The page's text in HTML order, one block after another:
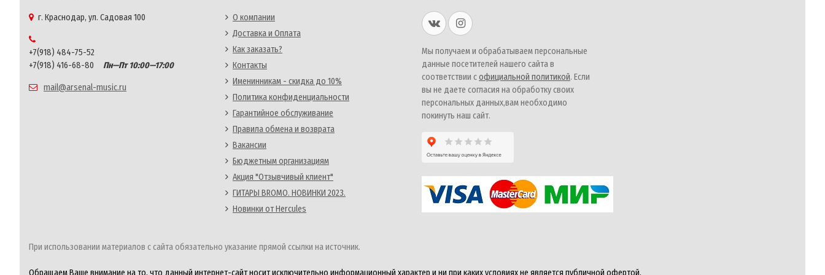
г. Краснодар, ул. Садовая 100
+7(918) 484-75-52
+7(918) 416-68-80
Пн—Пт 10:00—17:00
mail@arsenal-music.ru
О компании
Доставка и Оплата
Как заказать?
Контакты
Именинникам - скидка до 10%
Политика конфиденциальности
Гарантийное обслуживание
Правила обмена и возврата
Вакансии
Бюджетным организациям
Акция "Отзывчивый клиент"
ГИТАРЫ BROMO. НОВИНКИ 2023.
Новинки от Hercules
Мы получаем и обрабатываем персональные
данные посетителей нашего сайта в
соответствии софициальной политикой. Если
вы не даете согласия на обработку своих
персональных данных,вам необходимо
покинуть наш сайт.
При использовании материалов с сайта обязательно указание прямой ссылки на источник.
Обращаем Ваше внимание на то, что данный интернет-сайт носит исключительно информационный характер и ни при каких условиях не является публичной офертой,